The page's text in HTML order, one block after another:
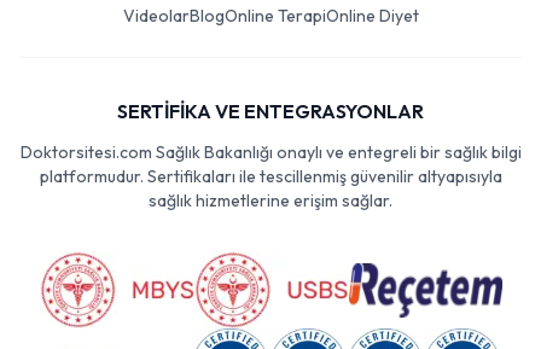
VideolarBlogOnline TerapiOnline Diyet
SERTİFİKA VE ENTEGRASYONLAR
Doktorsitesi.com Sağlık Bakanlığı onaylı ve entegreli bir sağlık bilgi
platformudur. Sertifikaları ile tescillenmiş güvenilir altyapısıyla
sağlık hizmetlerine erişim sağlar.